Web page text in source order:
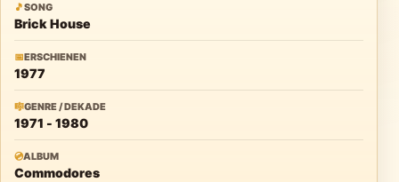
🎵SONG
Brick House
📅ERSCHIENEN
1977
🎼GENRE / DEKADE
1971 - 1980
💿ALBUM
Commodores